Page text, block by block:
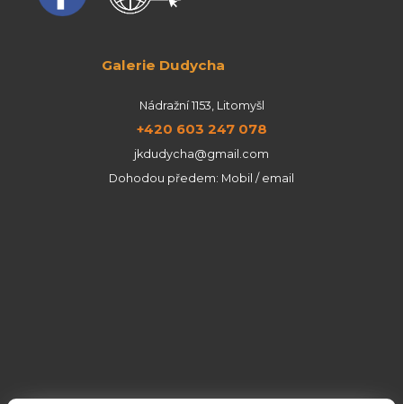
Galerie Dudycha
Nádražní 1153, Litomyšl
+420 603 247 078
jkdudycha@gmail.com
Dohodou předem: Mobil / email